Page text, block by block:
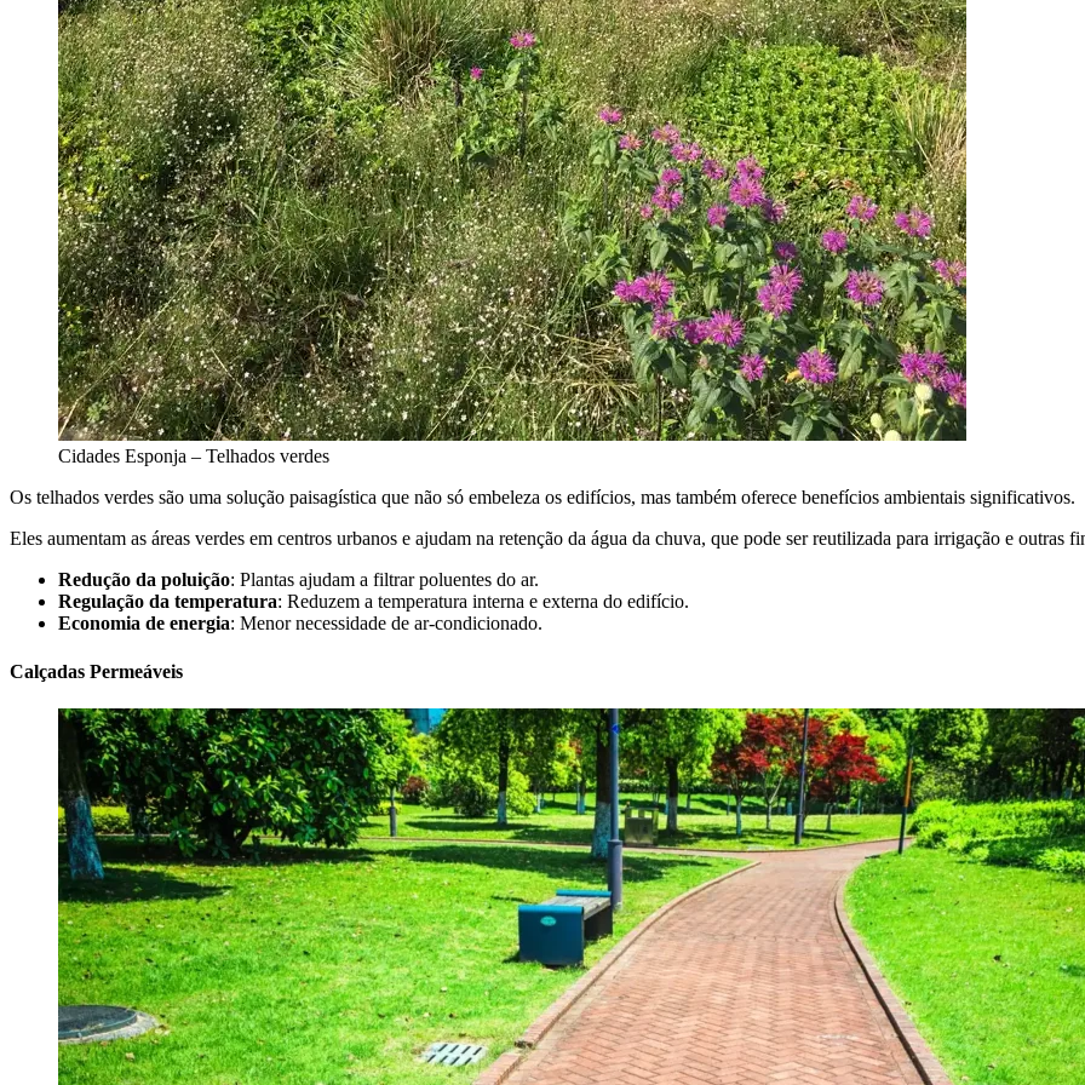
Cidades Esponja – Telhados verdes
Os telhados verdes são uma solução paisagística que não só embeleza os edifícios, mas também oferece benefícios ambientais significativos.
Eles aumentam as áreas verdes em centros urbanos e ajudam na retenção da água da chuva, que pode ser reutilizada para irrigação e outras
Redução da poluição: Plantas ajudam a filtrar poluentes do ar.
Regulação da temperatura: Reduzem a temperatura interna e externa do edifício.
Economia de energia: Menor necessidade de ar-condicionado.
Calçadas Permeáveis